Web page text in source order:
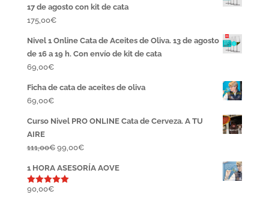
17 de agosto con kit de cata
175,00€
Nivel 1 Online Cata de Aceites de Oliva. 13 de agosto
de 16 a 19 h. Con envío de kit de cata
69,00€
Ficha de cata de aceites de oliva
69,00€
Curso Nivel PRO ONLINE Cata de Cerveza. A TU
AIRE
111,00€ El
original
99,00€El
actual
1 HORA ASESORÍA AOVE
Valorado
90,00€